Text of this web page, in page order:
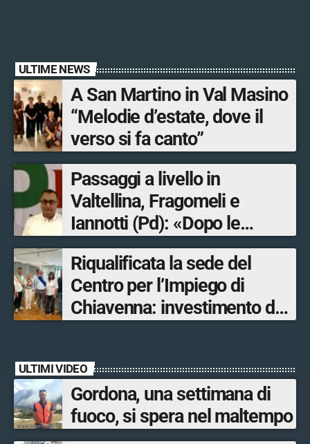
ULTIME NEWS
A San Martino in Val Masino
“Melodie d’estate, dove il
verso si fa canto”
Passaggi a livello in
Valtellina, Fragomeli e
Iannotti (Pd): «Dopo le
Olimpiadi solo un terzo delle
opere sostitutive sarà
ultimato entro il 2026»
Riqualificata la sede del
Centro per l’Impiego di
Chiavenna: investimento da
ULTIMI VIDEO
Gordona, una settimana di
fuoco, si spera nel maltempo